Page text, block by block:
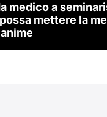
medico a
mettere la